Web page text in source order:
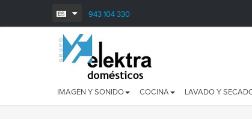
943 104 330
IMAGEN Y SONIDO COCINA LAVADO Y